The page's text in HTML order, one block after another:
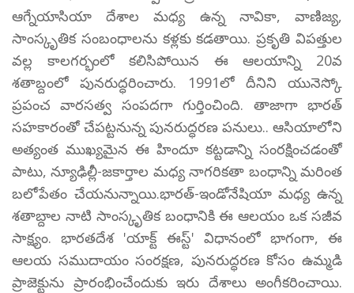
ఆగ్నేయాసియా దేశాల మధ్య ఉన్న నావికా, వాణిజ్య,
సాంస్కృతిక సంబంధాలను కళ్లకు కడతాయి. ప్రకృతి విపత్తుల
వల్ల కాలగర్భంలో కలిసిపోయిన ఈ ఆలయాన్ని 20వ
శతాబ్దంలో పునరుద్ధరించారు. 1991లో దీనిని యునెస్కో
ప్రపంచ వారసత్వ సంపదగా గుర్తించింది. తాజాగా భారత్
సహకారంతో చేపట్టనున్న పునరుద్ధరణ పనులు.. ఆసియాలోని
అత్యంత ముఖ్యమైన ఈ హిందూ కట్టడాన్ని సంరక్షించడంతో
పాటు, న్యూఢిల్లీ-జకార్తాల మధ్య నాగరికతా బంధాన్ని మరింత
బలోపేతం చేయనున్నాయి.భారత్-ఇండోనేషియా మధ్య ఉన్న
శతాబ్దాల నాటి సాంస్కృతిక బంధానికి ఈ ఆలయం ఒక సజీవ
సాక్ష్యం. భారతదేశ 'యాక్ట్ ఈస్ట్' విధానంలో భాగంగా, ఈ
ఆలయ సముదాయం సంరక్షణ, పునరుద్ధరణ కోసం ఉమ్మడి
ప్రాజెక్టును ప్రారంభించేందుకు ఇరు దేశాలు అంగీకరించాయి.